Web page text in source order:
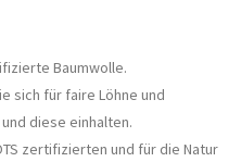
Baumwolle.
sich für faire Löhne und
diese einhalten.
zertifizierten und für die Natur